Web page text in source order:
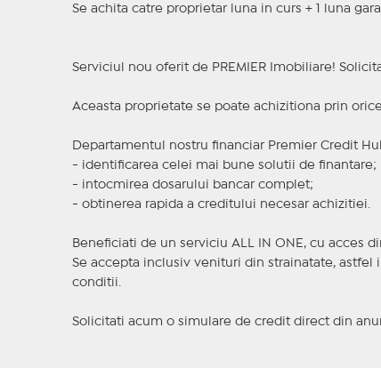
Se achita catre proprietar luna in curs + 1 luna
Serviciul nou oferit de PREMIER Imobiliare!
Aceasta proprietate se poate achizitiona prin
Departamentul nostru financiar Premier Credit
- identificarea celei mai bune solutii de finantare;
- intocmirea dosarului bancar complet;
- obtinerea rapida a creditului necesar achizitiei.
Beneficiati de un serviciu ALL IN ONE, cu acces
Se accepta inclusiv venituri din strainatate, astfel
conditii.
Solicitati acum o simulare de credit direct din